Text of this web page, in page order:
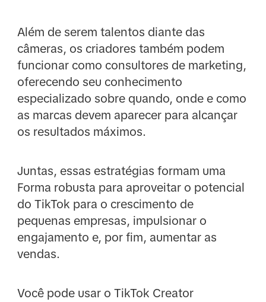
Além de serem talentos diante das
câmeras, os criadores também podem
funcionar como consultores de marketing,
oferecendo seu conhecimento
especializado sobre quando, onde e como
as marcas devem aparecer para alcançar
os resultados máximos.
Juntas, essas estratégias formam uma
Forma robusta para aproveitar o potencial
do TikTok para o crescimento de
pequenas empresas, impulsionar o
engajamento e, por fim, aumentar as
vendas.
Você pode usar o TikTok Creator